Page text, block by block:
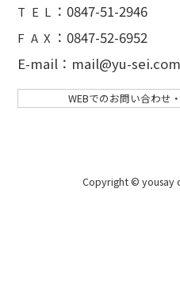
T E L ： 0847-51-2946
F A X ：0847-52-6952
E-mail：mail@yu-sei.com
WEBでのお問い合わせ
Copyright © yousay